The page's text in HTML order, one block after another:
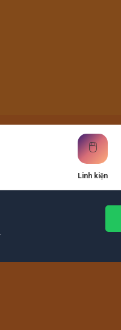
🖱️
Linh kiện